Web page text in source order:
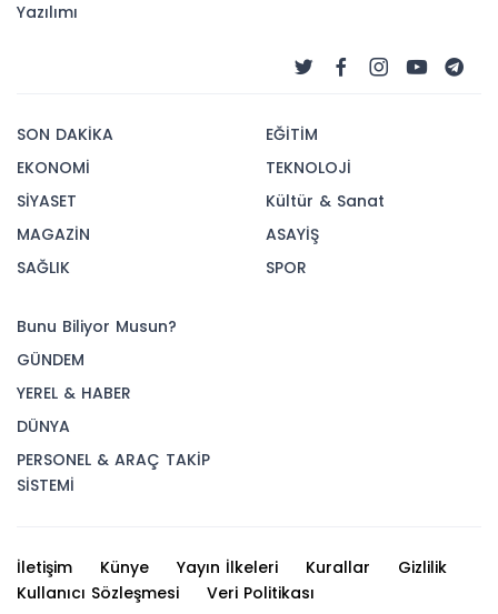
Yazılımı
SON DAKİKA
EKONOMİ
SİYASET
MAGAZİN
SAĞLIK
EĞİTİM
TEKNOLOJİ
Kültür & Sanat
ASAYİŞ
SPOR
Bunu Biliyor Musun?
GÜNDEM
YEREL & HABER
DÜNYA
PERSONEL & ARAÇ TAKİP
SİSTEMİ
İletişim Künye Yayın İlkeleri Kurallar
Gizlilik
Kullanıcı Sözleşmesi
Veri Politikası